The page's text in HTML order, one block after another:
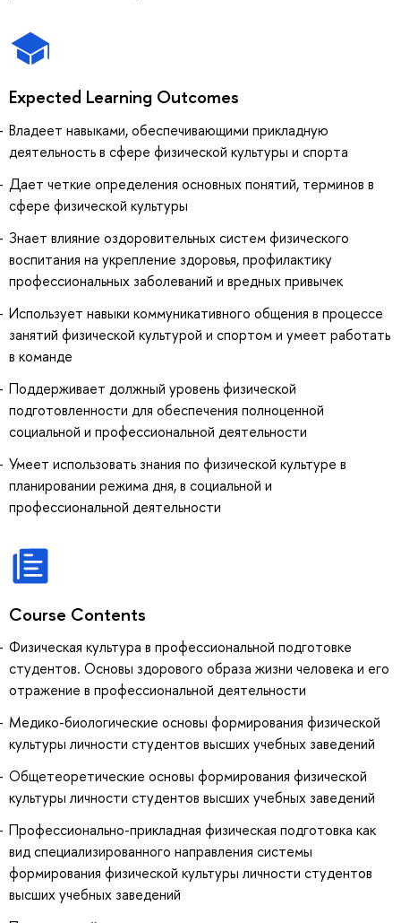
Expected Learning Outcomes
Владеет навыками, обеспечивающими прикладную
деятельность в сфере физической культуры и спорта
Дает четкие определения основных понятий, терминов в
сфере физической культуры
Знает влияние оздоровительных систем физического
воспитания на укрепление здоровья, профилактику
профессиональных заболеваний и вредных привычек
Использует навыки коммуникативного общения в процессе
занятий физической культурой и спортом и умеет работать
в команде
Поддерживает должный уровень физической
подготовленности для обеспечения полноценной
социальной и профессиональной деятельности
Умеет использовать знания по физической культуре в
планировании режима дня, в социальной и
профессиональной деятельности
Course Contents
Физическая культура в профессиональной подготовке
студентов. Основы здорового образа жизни человека и его
отражение в профессиональной деятельности
Медико-биологические основы формирования физической
культуры личности студентов высших учебных заведений
Общетеоретические основы формирования физической
культуры личности студентов высших учебных заведений
Профессионально-прикладная физическая подготовка как
вид специализированного направления системы
формирования физической культуры личности студентов
высших учебных заведений